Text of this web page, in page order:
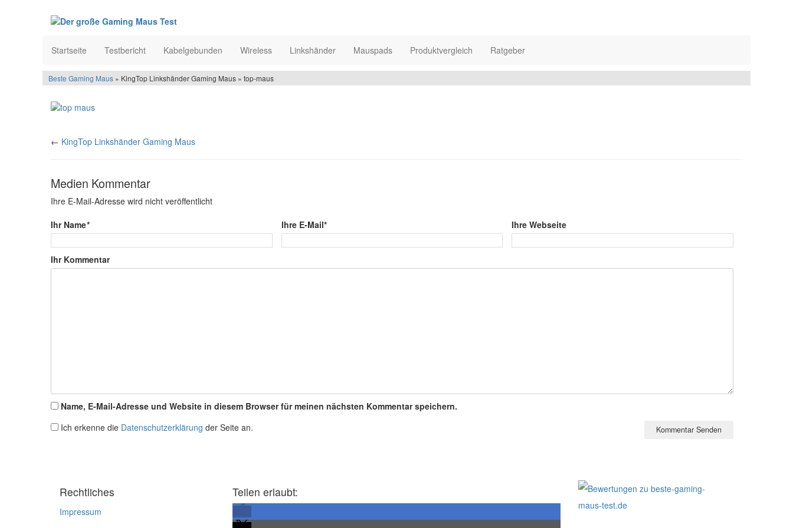
Startseite Testbericht Kabelgebunden Wireless Linkshänder Mauspads Produktvergleich Ratgeber
Beste Gaming Maus » KingTop Linkshänder Gaming Maus » top-maus
← KingTop Linkshänder Gaming Maus
Medien Kommentar
Ihre E-Mail-Adresse wird nicht veröffentlicht
Ihr Name* Ihre E-Mail* Ihre Webseite
Ihr Kommentar
Name, E-Mail-Adresse und Website in diesem Browser für meinen nächsten Kommentar speichern.
Ich erkenne die Datenschutzerklärung der Seite an.
Rechtliches
Impressum
Teilen erlaubt: